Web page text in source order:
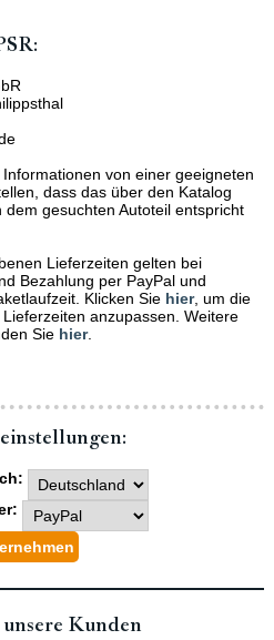
von einer geeigneten
dass das über den Katalog
gesuchten Autoteil entspricht
Lieferzeiten gelten bei
Bezahlung per PayPal und
Klicken Sie hier, um die
anzupassen. Weitere
Sie hier.
unsere Kunden